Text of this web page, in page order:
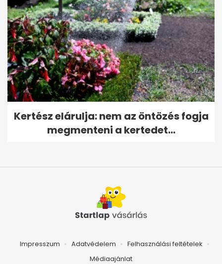
Kertész elárulja: nem az öntözés fogja
megmenteni a kertedet...
Impresszum Adatvédelem
Felhasználási feltételek
Médiaajánlat